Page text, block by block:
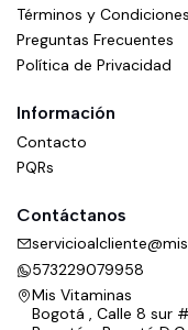
Términos y Condiciones
Preguntas Frecuentes
Política de Privacidad
Información
Contacto
PQRs
Contáctanos
573229079958
Mis Vitaminas
Bogotá , Calle 8 sur